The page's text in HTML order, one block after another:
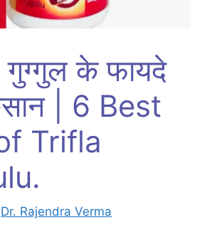
गुग्गुल के फायदे
| 6 Best
Trifla
Dr. Rajendra Verma